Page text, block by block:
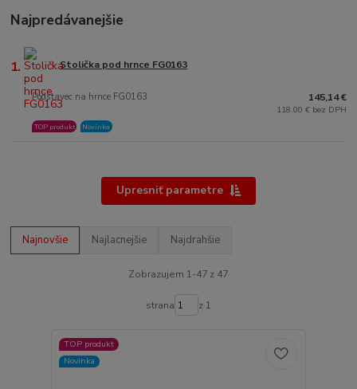
Najpredávanejšie
1. Stolička pod hrnce FG0163
Podstavec na hrnce FG0163
TOP produkt Novinka
145,14 €
118,00 € bez DPH
Upresniť parametre
Najnovšie Najlacnejšie Najdrahšie
Zobrazujem 1-47 z 47
strana z 1
TOP produkt
Novinka